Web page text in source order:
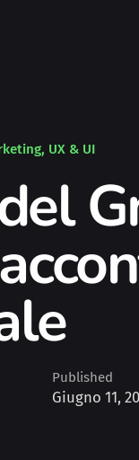
UX & UI
Published
Giugno 11,